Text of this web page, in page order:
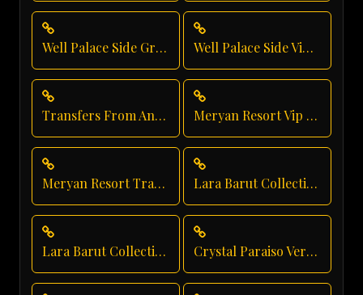
Well Palace Side Group Transfer Well Palace Side Vip Transfer
Transfers From Antalya Airport Meryan Resort Vip Transfer
Meryan Resort Transfer Lara Barut Collection Shuttle Service
Lara Barut Collection Private Transfer Crystal Paraiso Verde Group Transfer